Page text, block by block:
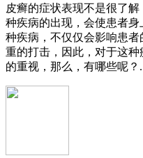
皮癣的症状表现不是很了
种疾病的出现，会使患者
种疾病，不仅仅会影响患
重的打击，因此，对于这
的重视，那么，有哪些呢？